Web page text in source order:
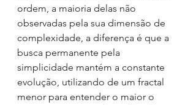
ordem, a maioria delas não
observadas pela sua dimensão de
complexidade, a diferença é que a
busca permanente pela
simplicidade mantém a constante
evolução, utilizando de um fractal
menor para entender o maior o